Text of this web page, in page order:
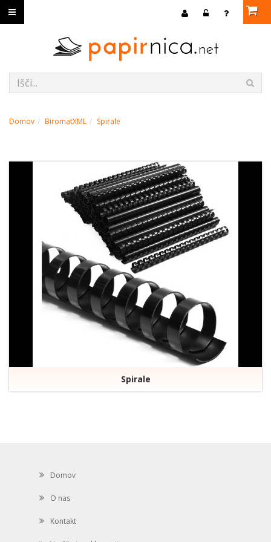
Domov BiromatXML Spirale
Spirale
Domov
O nas
Kontakt